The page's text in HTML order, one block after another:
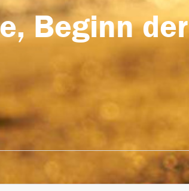
Beginn der